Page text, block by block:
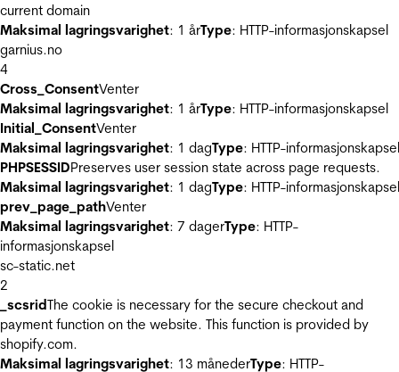
current domain
Maksimal lagringsvarighet: 1 årType: HTTP-informasjonskapsel
garnius.no
4
Cross_ConsentVenter
Maksimal lagringsvarighet: 1 årType: HTTP-informasjonskapsel
Initial_ConsentVenter
Maksimal lagringsvarighet: 1 dagType: HTTP-informasjonskapsel
PHPSESSIDPreserves user session state across page requests.
Maksimal lagringsvarighet: 1 dagType: HTTP-informasjonskapsel
prev_page_pathVenter
Maksimal lagringsvarighet: 7 dagerType: HTTP-
informasjonskapsel
sc-static.net
2
_scsridThe cookie is necessary for the secure checkout and
payment function on the website. This function is provided by
shopify.com.
Maksimal lagringsvarighet: 13 månederType: HTTP-